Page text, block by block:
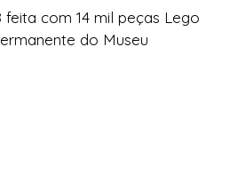
feita com 14 mil peças Lego
do Museu